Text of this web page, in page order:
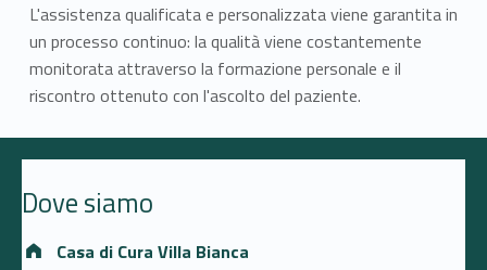
L'assistenza qualificata e personalizzata viene garantita in
un processo continuo: la qualità viene costantemente
monitorata attraverso la formazione personale e il
riscontro ottenuto con l'ascolto del paziente.
Dove siamo
Address:
Casa di Cura Villa Bianca